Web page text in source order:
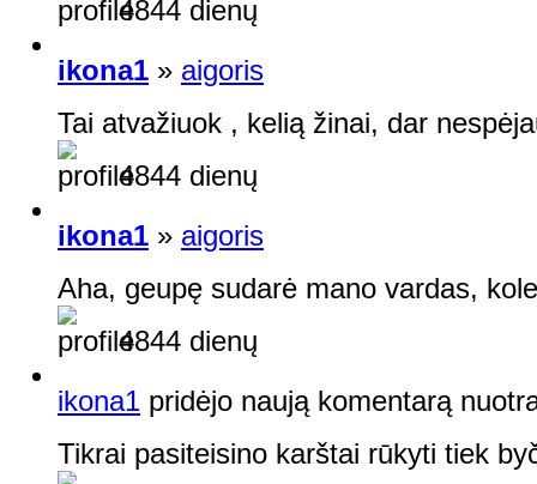
4844 dienų
ikona1 » aigoris
Tai atvažiuok , kelią žinai, dar
4844 dienų
ikona1 » aigoris
Aha, geupę sudarė mano vardas,
4844 dienų
ikona1 pridėjo naują komentarą
Tikrai pasiteisino karštai rūkyti tiek